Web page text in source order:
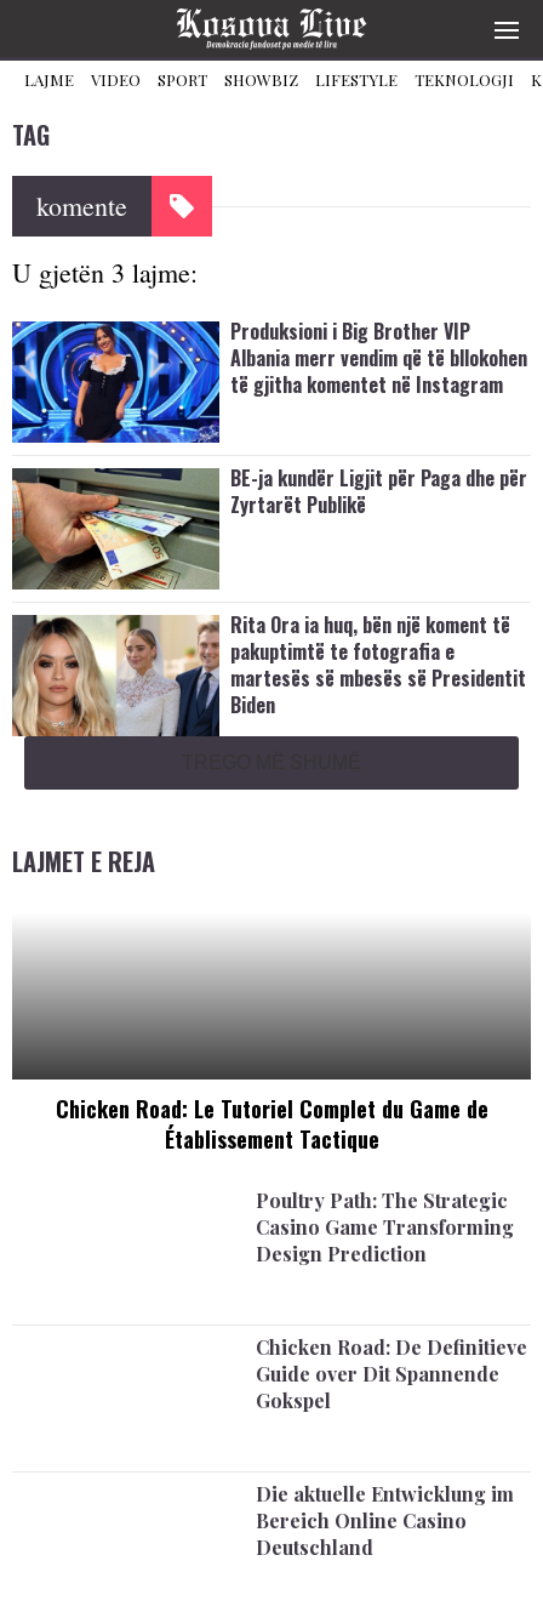
LAJME VIDEO SPORT SHOWBIZ LIFESTYLE TEKNOLOGJI
TAG
komente
U gjetën 3 lajme:
Produksioni i Big Brother VIP
Albania merr vendim që të bllokohen
të gjitha komentet në Instagram
BE-ja kundër Ligjit për Paga dhe për
Zyrtarët Publikë
Rita Ora ia huq, bën një koment të
pakuptimtë te fotografia e
martesës së mbesës së Presidentit
Biden
LAJMET E REJA
Chicken Road: Le Tutoriel Complet du Game de
Établissement Tactique
Poultry Path: The Strategic
Casino Game Transforming
Design Prediction
Chicken Road: De Definitieve
Guide over Dit Spannende
Gokspel
Die aktuelle Entwicklung im
Bereich Online Casino
Deutschland